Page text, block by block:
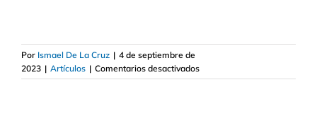
Por Ismael De La Cruz | 4 de septiembre de
2023 | Artículos | Comentarios desactivadosen
Acciones